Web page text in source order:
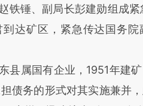
铁锤、副局长彭建勋组成
达矿区，紧急传达国务
属国有企业，1951年建矿
债务的形式对其实施兼并